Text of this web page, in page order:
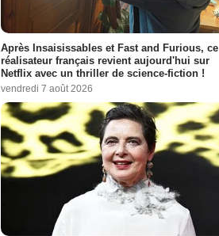
Après Insaisissables et Fast and Furious, ce
réalisateur français revient aujourd'hui sur
Netflix avec un thriller de science-fiction !
vendredi 7 août 2026